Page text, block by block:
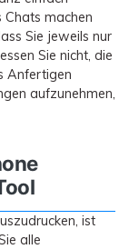
Chats machen
Sie jeweils nur
Sie nicht, die
Anfertigen
aufzunehmen,
ist
alle